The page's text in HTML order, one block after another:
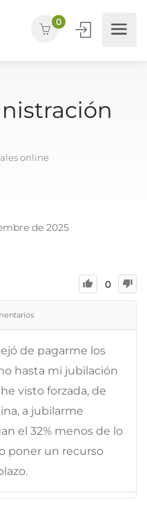
0
online
de 2025
0
de pagarme los
hasta mi jubilación
visto forzada, de
a jubilarme
el 32% menos de lo
poner un recurso